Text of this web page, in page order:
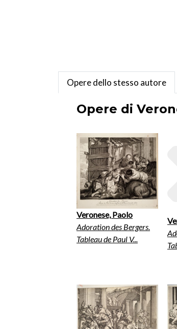
Opere dello stesso autore
Opere di
Veronese, Paolo
Adoration des Bergers.
Tableau de Paul V...